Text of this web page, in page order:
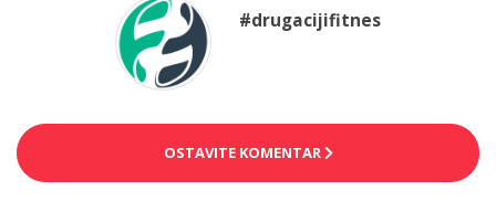
#drugacijifitnes
OSTAVITE KOMENTAR